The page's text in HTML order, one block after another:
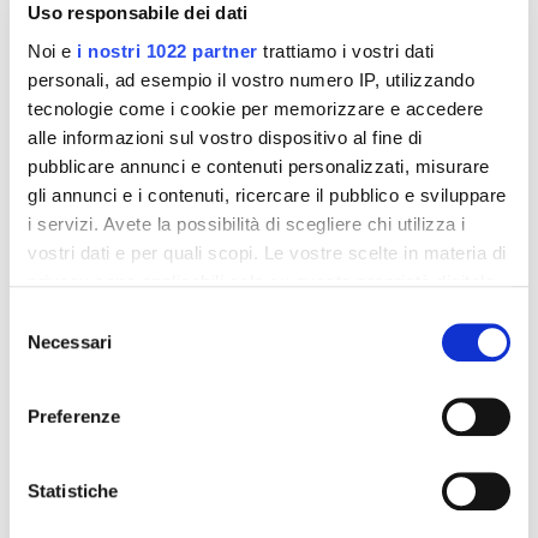
Uso responsabile dei dati
Noi e i nostri 1022 partner trattiamo i vostri dati
personali, ad esempio il vostro numero IP, utilizzando
tecnologie come i cookie per memorizzare e accedere
alle informazioni sul vostro dispositivo al fine di
pubblicare annunci e contenuti personalizzati, misurare
gli annunci e i contenuti, ricercare il pubblico e sviluppare
i servizi. Avete la possibilità di scegliere chi utilizza i
vostri dati e per quali scopi. Le vostre scelte in materia di
modificare o revocare il proprio consenso in qualsiasi
momento dalla Dichiarazione sui cookie o facendo clic
raccogliere informazioni sulla tua posizione
geografica, con un'approssimazione di qualche
delNecessari
Preferenze
Statistiche
Integratori per dimagrire
Amin 21 K al cacao - 21
Integratori per dimagrire
55,18 €